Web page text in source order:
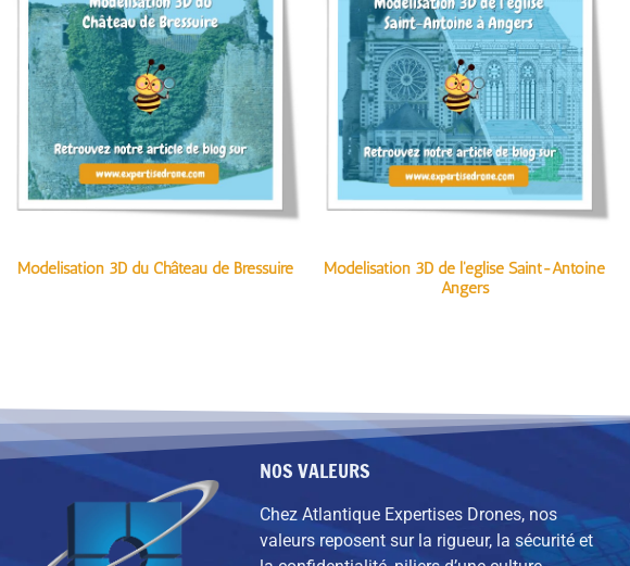
Modélisation 3D du Château de Bressuire
Modélisation 3D de l'église Saint-Antoine
Angers
NOS VALEURS
Chez Atlantique Expertises Drones, nos
valeurs reposent sur la rigueur, la sécurité et